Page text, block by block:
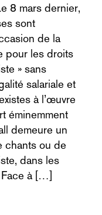
8 mars dernier,
sont
de la
pour les droits
» sans
salariale et
à l’œuvre
éminemment
demeure un
chants ou de
dans les
Face à […]